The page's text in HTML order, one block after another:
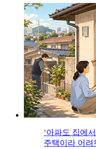
‘아파도 집에
주택이라 어려